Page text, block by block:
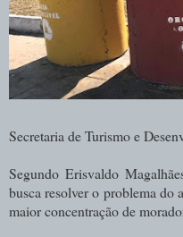
Secretaria de Turismo e
Segundo Erisvaldo
busca resolver o problema do
maior concentração de